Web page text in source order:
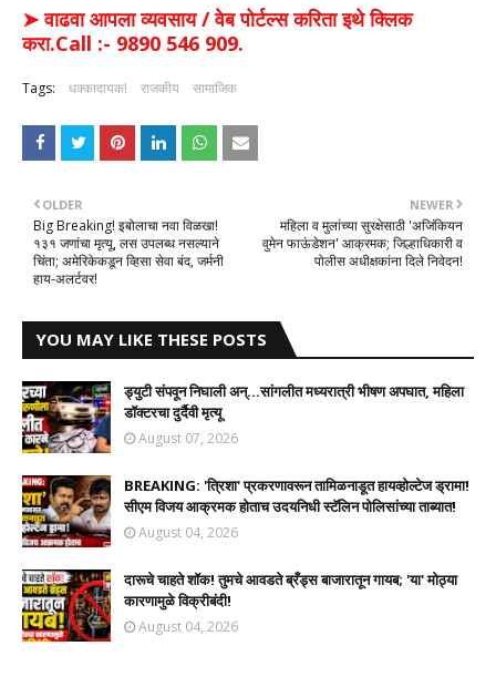
➤ वाढवा आपला व्यवसाय / वेब पोर्टल्स करिता इथे क्लिक
करा.Call :- 9890 546 909.
Tags: धक्कादायक! राजकीय सामाजिक
NEWER
महिला व मुलांच्या सुरक्षेसाठी 'अजिंकियन
वुमेन फाऊंडेशन' आक्रमक; जिल्हाधिकारी व
पोलीस अधीक्षकांना दिले निवेदन!
OLDER
Big Breaking! इबोलाचा नवा विळखा!
१३१ जणांचा मृत्यू, लस उपलब्ध नसल्याने
चिंता; अमेरिकेकडून व्हिसा सेवा बंद, जर्मनी
हाय-अलर्टवर!
YOU MAY LIKE THESE POSTS
ड्युटी संपवून निघाली अन्...सांगलीत मध्यरात्री भीषण अपघात, महिला
डॉक्टरचा दुर्दैवी मृत्यू
August 07, 2026
BREAKING: 'त्रिशा' प्रकरणावरून तामिळनाडूत हायव्होल्टेज ड्रामा!
सीएम विजय आक्रमक होताच उदयनिधी स्टॅलिन पोलिसांच्या ताब्यात!
August 04, 2026
दारूचे चाहते शॉक! तुमचे आवडते ब्रँड्स बाजारातून गायब; 'या' मोठ्या
कारणामुळे विक्रीबंदी!
August 04, 2026